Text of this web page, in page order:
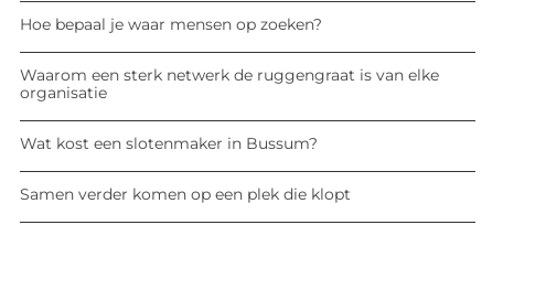
Hoe bepaal je waar mensen op zoeken?
Waarom een sterk netwerk de ruggengraat is van elke
organisatie
Wat kost een slotenmaker in Bussum?
Samen verder komen op een plek die klopt